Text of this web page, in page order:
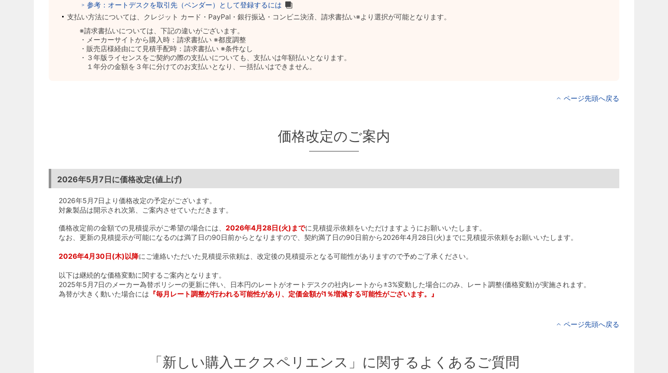
参考：オートデスクを取引先（ベンダー）として登録するには
支払い方法については、クレジット カード・PayPal・銀行振込・コンビニ決済、請求書払い※より選択が可能となります。
※請求書払いについては、下記の違いがございます。
・メーカーサイトから購入時：請求書払い ※都度調整
・販売店様経由にて見積手配時：請求書払い ※条件なし
・３年版ライセンスをご契約の際の支払いについても、支払いは年額払いとなります。
１年分の金額を３年に分けてのお支払いとなり、一括払いはできません。
ページ先頭へ戻る
価格改定のご案内
2026年5月7日に価格改定(値上げ)
2026年5月7日より価格改定の予定がございます。
対象製品は開示され次第、ご案内させていただきます。
価格改定前の金額での見積提示がご希望の場合には、 2026年4月28日(火)までに見積提示依頼をいただけますようにお願いいたします。
なお、更新の見積提示が可能になるのは満了日の90日前からとなりますので、契約満了日の90日前から2026年4月28日(火)までに見積提示依頼をお願いいたします。
2026年4月30日(木)以降にご連絡いただいた見積提示依頼は、改定後の見積提示となる可能性がありますので予めご了承ください。
以下は継続的な価格変動に関するご案内となります。
2025年5月7日のメーカー為替ポリシーの更新に伴い、日本円のレートがオートデスクの社内レートから±3%変動した場合にのみ、レート調整(価格変動)が実施されます。
為替が大きく動いた場合には 『毎月レート調整が行われる可能性があり、定価金額が1％増減する可能性がございます。』
ページ先頭へ戻る
「新しい購入エクスペリエンス」に関するよくあるご質問